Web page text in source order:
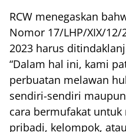
RCW menegaskan
Nomor 17/LHP/XIX/
2023 harus
“Dalam hal ini, kami
perbuatan melawan
sendiri-sendiri
cara bermufakat
pribadi, kelompok,